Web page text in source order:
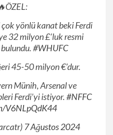
yönlü kanat beki Ferdi
32 milyon £’luk resmi
#WHUFC
45-50 milyon €’dur.
Münih, Arsenal ve
Ferdi’yi istiyor.#NFFC
V6NLpQdK44
7 Ağustos 2024